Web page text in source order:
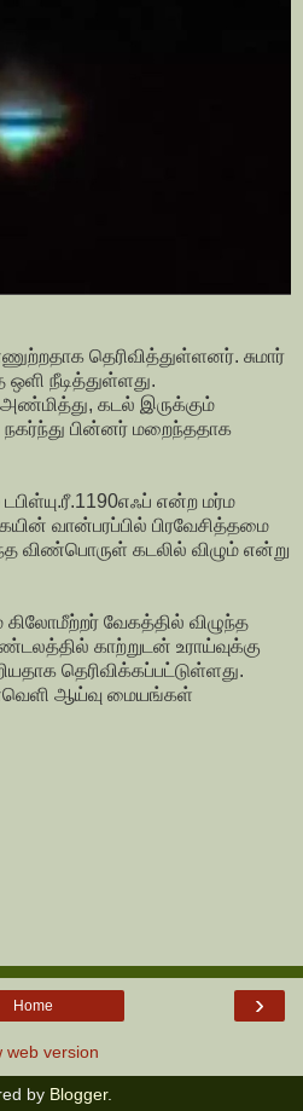
தெரிவித்துள்ளனர். சுமார்
நீடித்துள்ளது.
அண்மித்து, கடல் இருக்கும்
பின்னர் மறைந்ததாக
என்ற மர்ம
வான்பரப்பில் பிரவேசித்தமை
விண்பொருள் கடலில் விழும் என்று
வேகத்தில் விழுந்த
காற்றுடன் உராய்வுக்கு
தெரிவிக்கப்பட்டுள்ளது.
ஆய்வு மையங்கள்
›
Home
web version
by Blogger.